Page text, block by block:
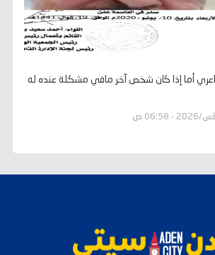
أما إذا كان شخص آخر مافي مشكلة عنده له